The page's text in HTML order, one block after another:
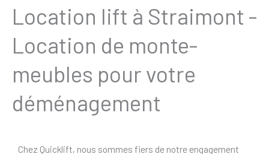
Location lift à Straimont -
Location de monte-
meubles pour votre
déménagement
Chez Quicklift, nous sommes fiers de notre engagement